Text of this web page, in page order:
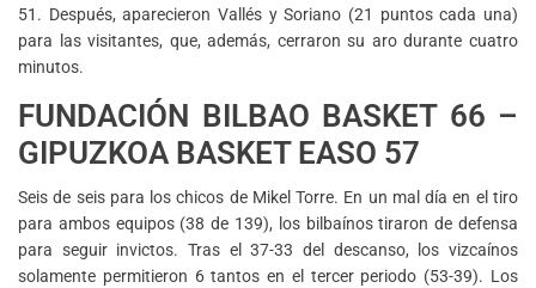
51. Después, aparecieron Vallés y Soriano (21 puntos cada una)
para las visitantes, que, además, cerraron su aro durante cuatro
minutos.
FUNDACIÓN BILBAO BASKET 66 –
GIPUZKOA BASKET EASO 57
Seis de seis para los chicos de Mikel Torre. En un mal día en el tiro
para ambos equipos (38 de 139), los bilbaínos tiraron de defensa
para seguir invictos. Tras el 37-33 del descanso, los vizcaínos
solamente permitieron 6 tantos en el tercer periodo (53-39). Los